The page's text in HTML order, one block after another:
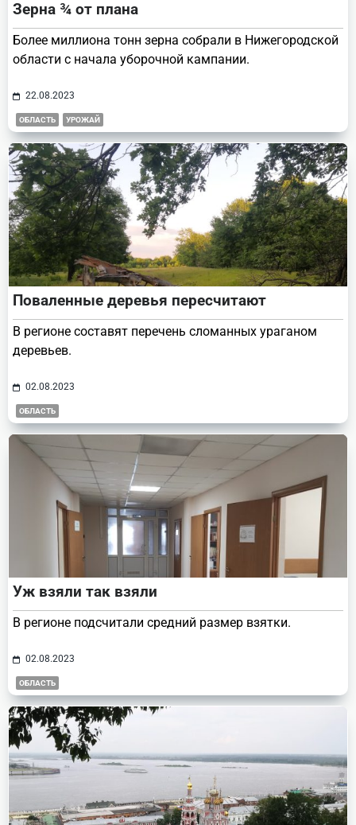
Зерна ¾ от плана
Более миллиона тонн зерна собрали в Нижегородской
области с начала уборочной кампании.
22.08.2023
ОБЛАСТЬ УРОЖАЙ
Поваленные деревья пересчитают
В регионе составят перечень сломанных ураганом
деревьев.
02.08.2023
ОБЛАСТЬ
Уж взяли так взяли
В регионе подсчитали средний размер взятки.
02.08.2023
ОБЛАСТЬ